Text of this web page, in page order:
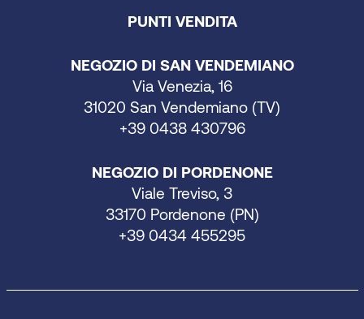
PUNTI VENDITA
NEGOZIO DI SAN VENDEMIANO
Via Venezia, 16
31020 San Vendemiano (TV)
+39 0438 430796
NEGOZIO DI PORDENONE
Viale Treviso, 3
33170 Pordenone (PN)
+39 0434 455295